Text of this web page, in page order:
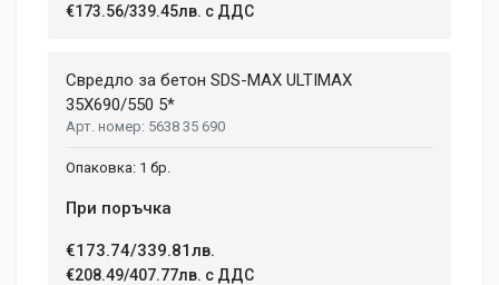
€173.56/339.45лв. с ДДС
Свредло за бетон SDS-MAX ULTIMAX
35X690/550 5*
5638 35 690
1 бр.
При поръчка
€173.74/339.81лв.
€208.49/407.77лв. с ДДС